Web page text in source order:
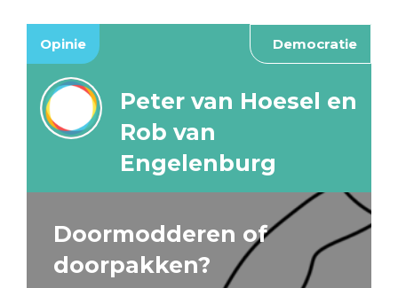
Opinie Democratie
Peter van Hoesel en
Rob van
Engelenburg
Doormodderen of
doorpakken?